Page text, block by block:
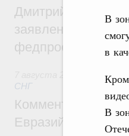
В
в
В
Дмитрий
заявлений от
федпроекта
СНГ
Комментарий
Евразийского